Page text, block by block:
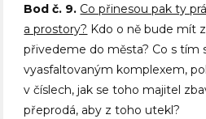
Bod č. 9. Co přinesou pak ty
a prostory? Kdo o ně bude mít
přivedeme do města? Co s tím
vyasfaltovaným komplexem,
v číslech, jak se toho majitel
přeprodá, aby z toho utekl?